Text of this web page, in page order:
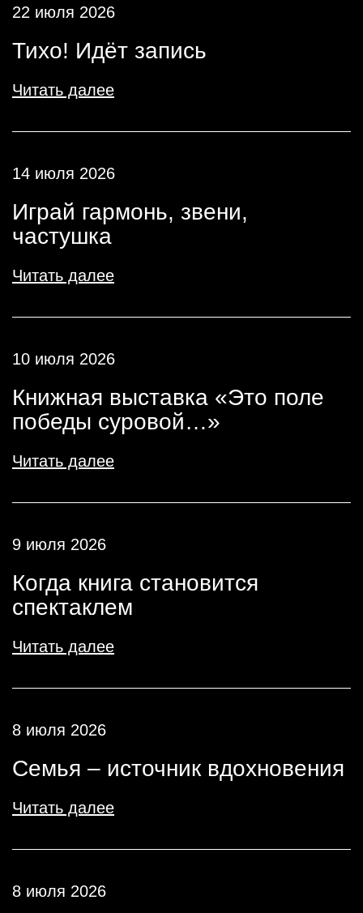
22 июля 2026
Тихо! Идёт запись
Читать далее
14 июля 2026
Играй гармонь, звени,
частушка
Читать далее
10 июля 2026
Книжная выставка «Это поле
победы суровой…»
Читать далее
9 июля 2026
Когда книга становится
спектаклем
Читать далее
8 июля 2026
Семья – источник вдохновения
Читать далее
8 июля 2026